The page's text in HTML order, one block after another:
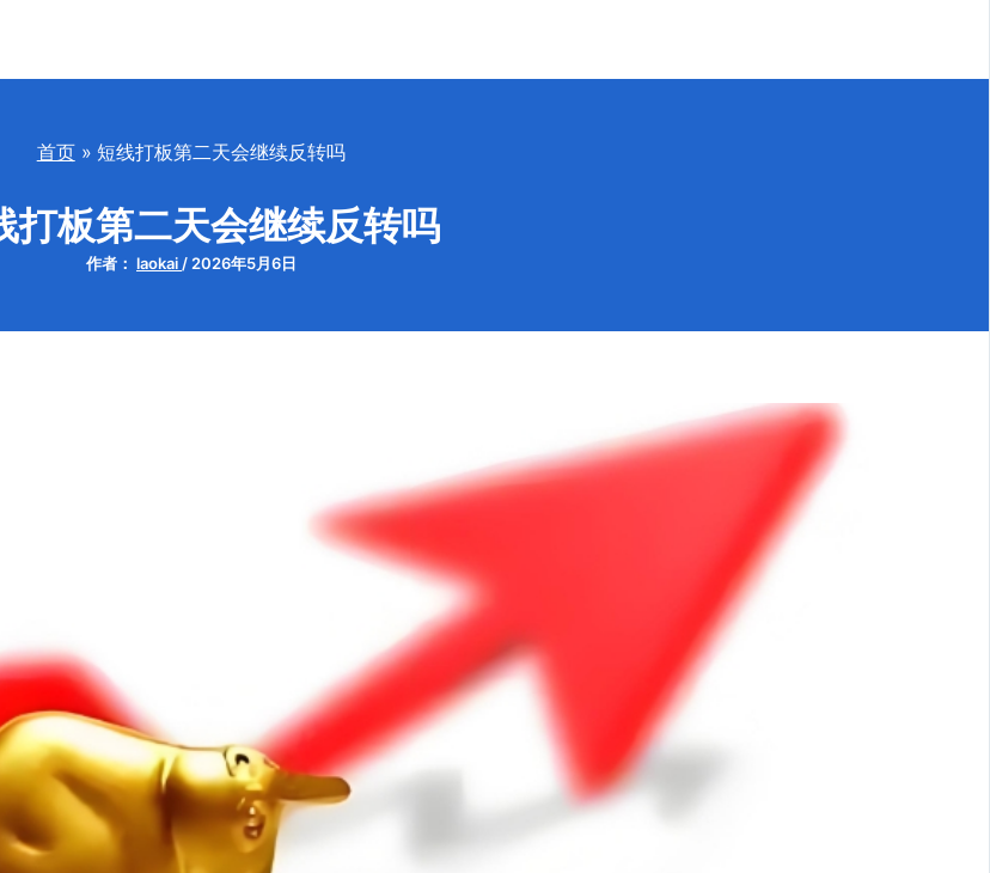
首页 短线打板第二天会继续反转吗
打板第二天会继续反转吗
作者： laokai / 2026年5月6日